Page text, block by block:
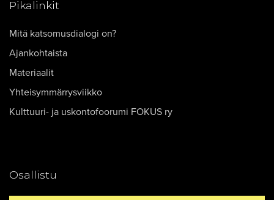
Pikalinkit
Mitä katsomusdialogi on?
Ajankohtaista
Materiaalit
Yhteisymmärrysviikko
Kulttuuri- ja uskontofoorumi FOKUS ry
Osallistu